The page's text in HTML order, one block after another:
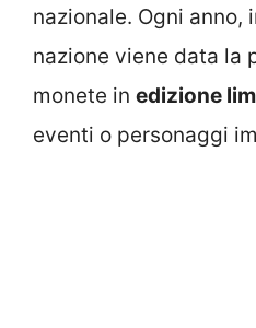
nazionale. Ogni anno,
nazione viene data la
monete in edizione
eventi o personaggi